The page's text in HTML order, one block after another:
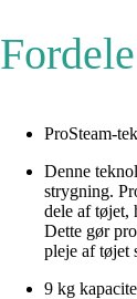
Fordele
ProSteam-
Denne
strygning.
dele af tøjet,
Dette gør
pleje af tøjet
9 kg